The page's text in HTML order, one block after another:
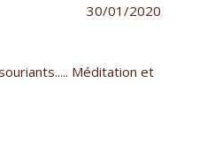
30/01/2020
Méditation et